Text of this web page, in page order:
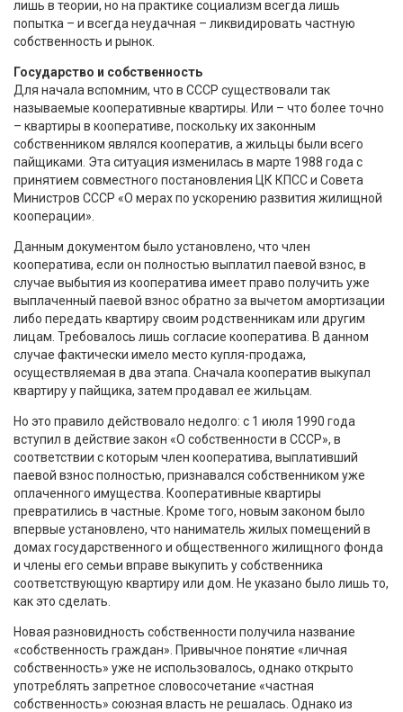
лишь в теории, но на практике социализм всегда лишь
попытка – и всегда неудачная – ликвидировать частную
собственность и рынок.
Государство и собственность
Для начала вспомним, что в СССР существовали так
называемые кооперативные квартиры. Или – что более точно
– квартиры в кооперативе, поскольку их законным
собственником являлся кооператив, а жильцы были всего
пайщиками. Эта ситуация изменилась в марте 1988 года с
принятием совместного постановления ЦК КПСС и Совета
Министров СССР «О мерах по ускорению развития жилищной
кооперации».
Данным документом было установлено, что член
кооператива, если он полностью выплатил паевой взнос, в
случае выбытия из кооператива имеет право получить уже
выплаченный паевой взнос обратно за вычетом амортизации
либо передать квартиру своим родственникам или другим
лицам. Требовалось лишь согласие кооператива. В данном
случае фактически имело место купля-продажа,
осуществляемая в два этапа. Сначала кооператив выкупал
квартиру у пайщика, затем продавал ее жильцам.
Но это правило действовало недолго: с 1 июля 1990 года
вступил в действие закон «О собственности в СССР», в
соответствии с которым член кооператива, выплативший
паевой взнос полностью, признавался собственником уже
оплаченного имущества. Кооперативные квартиры
превратились в частные. Кроме того, новым законом было
впервые установлено, что наниматель жилых помещений в
домах государственного и общественного жилищного фонда
и члены его семьи вправе выкупить у собственника
соответствующую квартиру или дом. Не указано было лишь то,
как это сделать.
Новая разновидность собственности получила название
«собственность граждан». Привычное понятие «личная
собственность» уже не использовалось, однако открыто
употреблять запретное словосочетание «частная
собственность» союзная власть не решалась. Однако из